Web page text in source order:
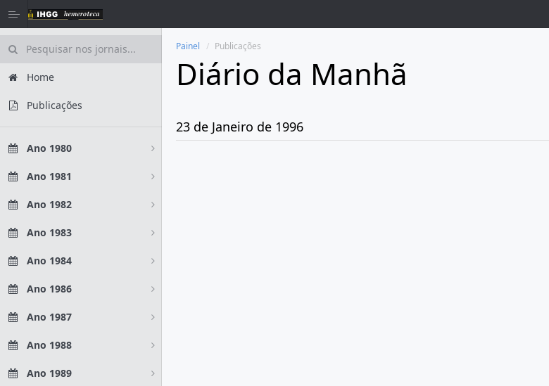
Home
Publicações
Ano 1980
Ano 1981
Ano 1982
Ano 1983
Ano 1984
Ano 1986
Ano 1987
Ano 1988
Ano 1989
Painel Publicações
Diário da Manhã
23 de Janeiro de 1996